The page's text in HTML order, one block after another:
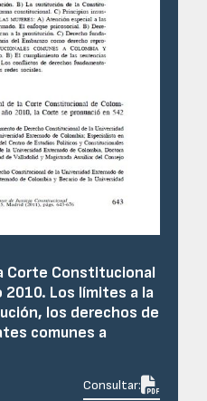
Corte Constitucional
2010. Los límites a la
los derechos de
comunes a
Consultar: 